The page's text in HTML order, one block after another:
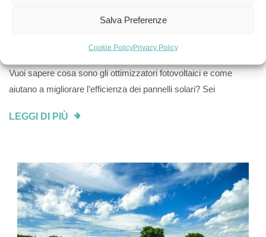
Salva Preferenze
Cookie PolicyPrivacy Policy
Ottimizzatori Fotovoltaici, Cosa Sono?
Vuoi sapere cosa sono gli ottimizzatori fotovoltaici e come
aiutano a migliorare l’efficienza dei pannelli solari? Sei
LEGGI DI PIÙ